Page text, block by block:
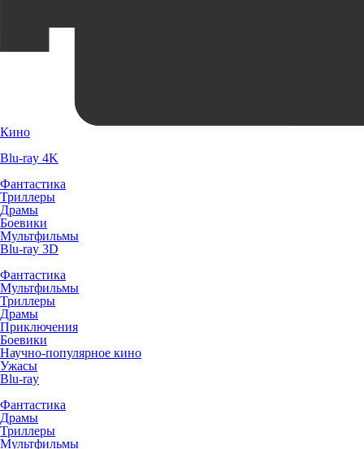
Кино
Blu-ray 4K
Фантастика
Триллеры
Драмы
Боевики
Мультфильмы
Blu-ray 3D
Фантастика
Мультфильмы
Триллеры
Драмы
Приключения
Боевики
Научно-популярное кино
Ужасы
Blu-ray
Фантастика
Драмы
Триллеры
Мультфильмы